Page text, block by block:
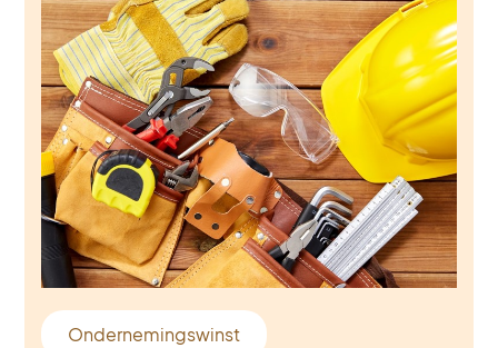
Ondernemingswinst